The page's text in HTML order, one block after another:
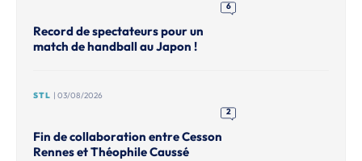
6
Record de spectateurs pour un
match de handball au Japon !
STL | 03/08/2026
2
Fin de collaboration entre Cesson
Rennes et Théophile Caussé